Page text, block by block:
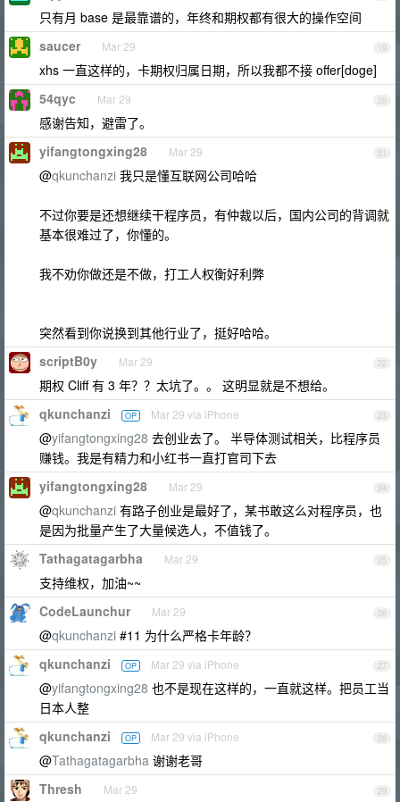
只有月 base 是最靠谱的，年终和期权都有很大的操作空间
19
saucer Mar 29
xhs 一直这样的，卡期权归属日期，所以我都不接 offer[doge]
20
54qyc Mar 29
感谢告知，避雷了。
21
yifangtongxing28 Mar 29
@qkunchanzi 我只是懂互联网公司哈哈
不过你要是还想继续干程序员，有仲裁以后，国内公司的背调就
基本很难过了，你懂的。
我不劝你做还是不做，打工人权衡好利弊
突然看到你说换到其他行业了，挺好哈哈。
22
scriptB0y Mar 29
期权 Cliff 有 3 年？？太坑了。。 这明显就是不想给。
23
qkunchanzi OP Mar 29 via iPhone
@yifangtongxing28 去创业去了。 半导体测试相关，比程序员
赚钱。我是有精力和小红书一直打官司下去
24
yifangtongxing28 Mar 29
@qkunchanzi 有路子创业是最好了，某书敢这么对程序员，也
是因为批量产生了大量候选人，不值钱了。
25
Tathagatagarbha Mar 29
支持维权，加油~~
26
CodeLaunchur Mar 29
@qkunchanzi #11 为什么严格卡年龄？
27
qkunchanzi OP Mar 29 via iPhone
@yifangtongxing28 也不是现在这样的，一直就这样。把员工当
日本人整
28
qkunchanzi OP Mar 29 via iPhone
@Tathagatagarbha 谢谢老哥
29
Thresh Mar 29